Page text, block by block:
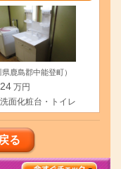
県鹿島郡中能登町）
24 万円
洗面化粧台・トイレ
る